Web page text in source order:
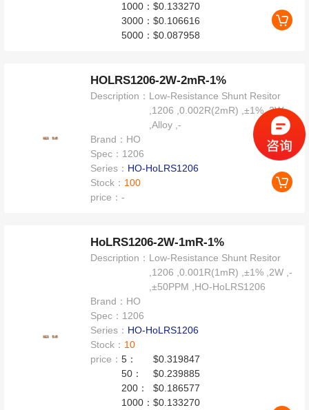
1000：$0.133270
3000：$0.106616
5000：$0.087958
HOLRS1206-2W-2mR-1%
Description： Low-Resistance Shunt Resitor
,1206 ,0.002R(2mR) ,±1% ,2W
,Alloy ,-
Brand： HO
Spec： 1206
Series： HO-HoLRS1206
Stock： 100
price：-
HoLRS1206-2W-1mR-1%
Description： Low-Resistance Shunt Resitor
,1206 ,0.001R(1mR) ,±1% ,2W ,-
,±50PPM ,HO-HoLRS1206
Brand： HO
Spec： 1206
Series： HO-HoLRS1206
Stock： 10
price：5：
$0.319847
50：
$0.239885
200：
$0.186577
1000：$0.133270